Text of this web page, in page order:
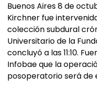
Buenos Aires 8 de
Kirchner fue
colección subdural
Universitario de la
concluyó a las 11:10.
Infobae que la
posoperatorio será de